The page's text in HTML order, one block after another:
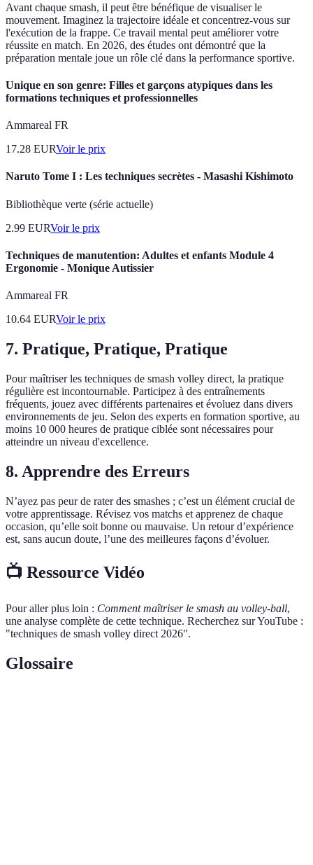
Avant chaque smash, il peut être bénéfique de visualiser le
mouvement. Imaginez la trajectoire idéale et concentrez-vous sur
l'exécution de la frappe. Ce travail mental peut améliorer votre
réussite en match. En 2026, des études ont démontré que la
préparation mentale joue un rôle clé dans la performance sportive.
Unique en son genre: Filles et garçons atypiques dans les
formations techniques et professionnelles
Ammareal FR
17.28 EURVoir le prix
Naruto Tome I : Les techniques secrètes - Masashi Kishimoto
Bibliothèque verte (série actuelle)
2.99 EURVoir le prix
Techniques de manutention: Adultes et enfants Module 4
Ergonomie - Monique Autissier
Ammareal FR
10.64 EURVoir le prix
7. Pratique, Pratique, Pratique
Pour maîtriser les techniques de smash volley direct, la pratique
régulière est incontournable. Participez à des entraînements
fréquents, jouez avec différents partenaires et évoluez dans divers
environnements de jeu. Selon des experts en formation sportive, au
moins 10 000 heures de pratique ciblée sont nécessaires pour
atteindre un niveau d'excellence.
8. Apprendre des Erreurs
N’ayez pas peur de rater des smashes ; c’est un élément crucial de
votre apprentissage. Révisez vos matchs et apprenez de chaque
occasion, qu’elle soit bonne ou mauvaise. Un retour d’expérience
est, sans aucun doute, l’une des meilleures façons d’évoluer.
📺 Ressource Vidéo
Pour aller plus loin : Comment maîtriser le smash au volley-ball,
une analyse complète de cette technique. Recherchez sur YouTube :
"techniques de smash volley direct 2026".
Glossaire